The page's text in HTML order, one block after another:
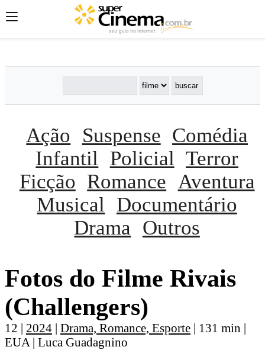
';';
Ação Suspense Comédia
Infantil
Policial Terror
Ficção Romance Aventura
Musical
Documentário
Drama
Outros
Fotos do Filme Rivais
(Challengers)
12 | 2024 | Drama, Romance, Esporte | 131 min |
EUA | Luca Guadagnino